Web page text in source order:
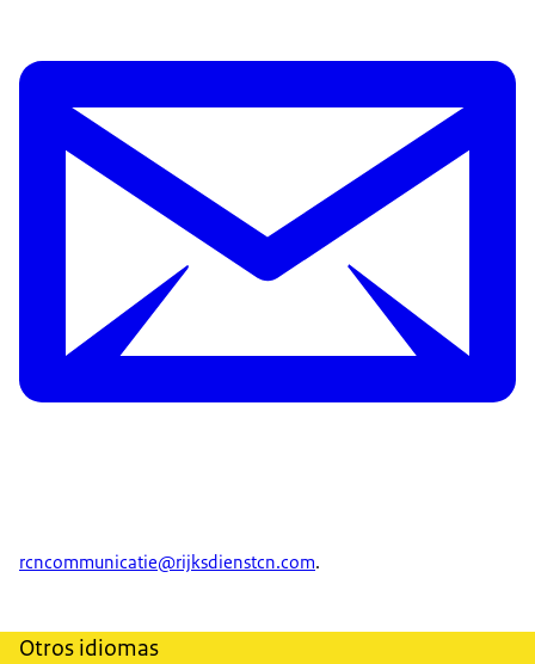
rcncommunicatie@rijksdienstcn.com.
Otros idiomas